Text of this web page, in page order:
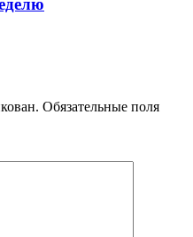
Обязательные поля